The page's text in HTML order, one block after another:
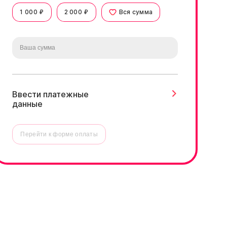
1 000 ₽ 2 000 ₽ Вся сумма
Ввести платежные
данные
Перейти к форме оплаты